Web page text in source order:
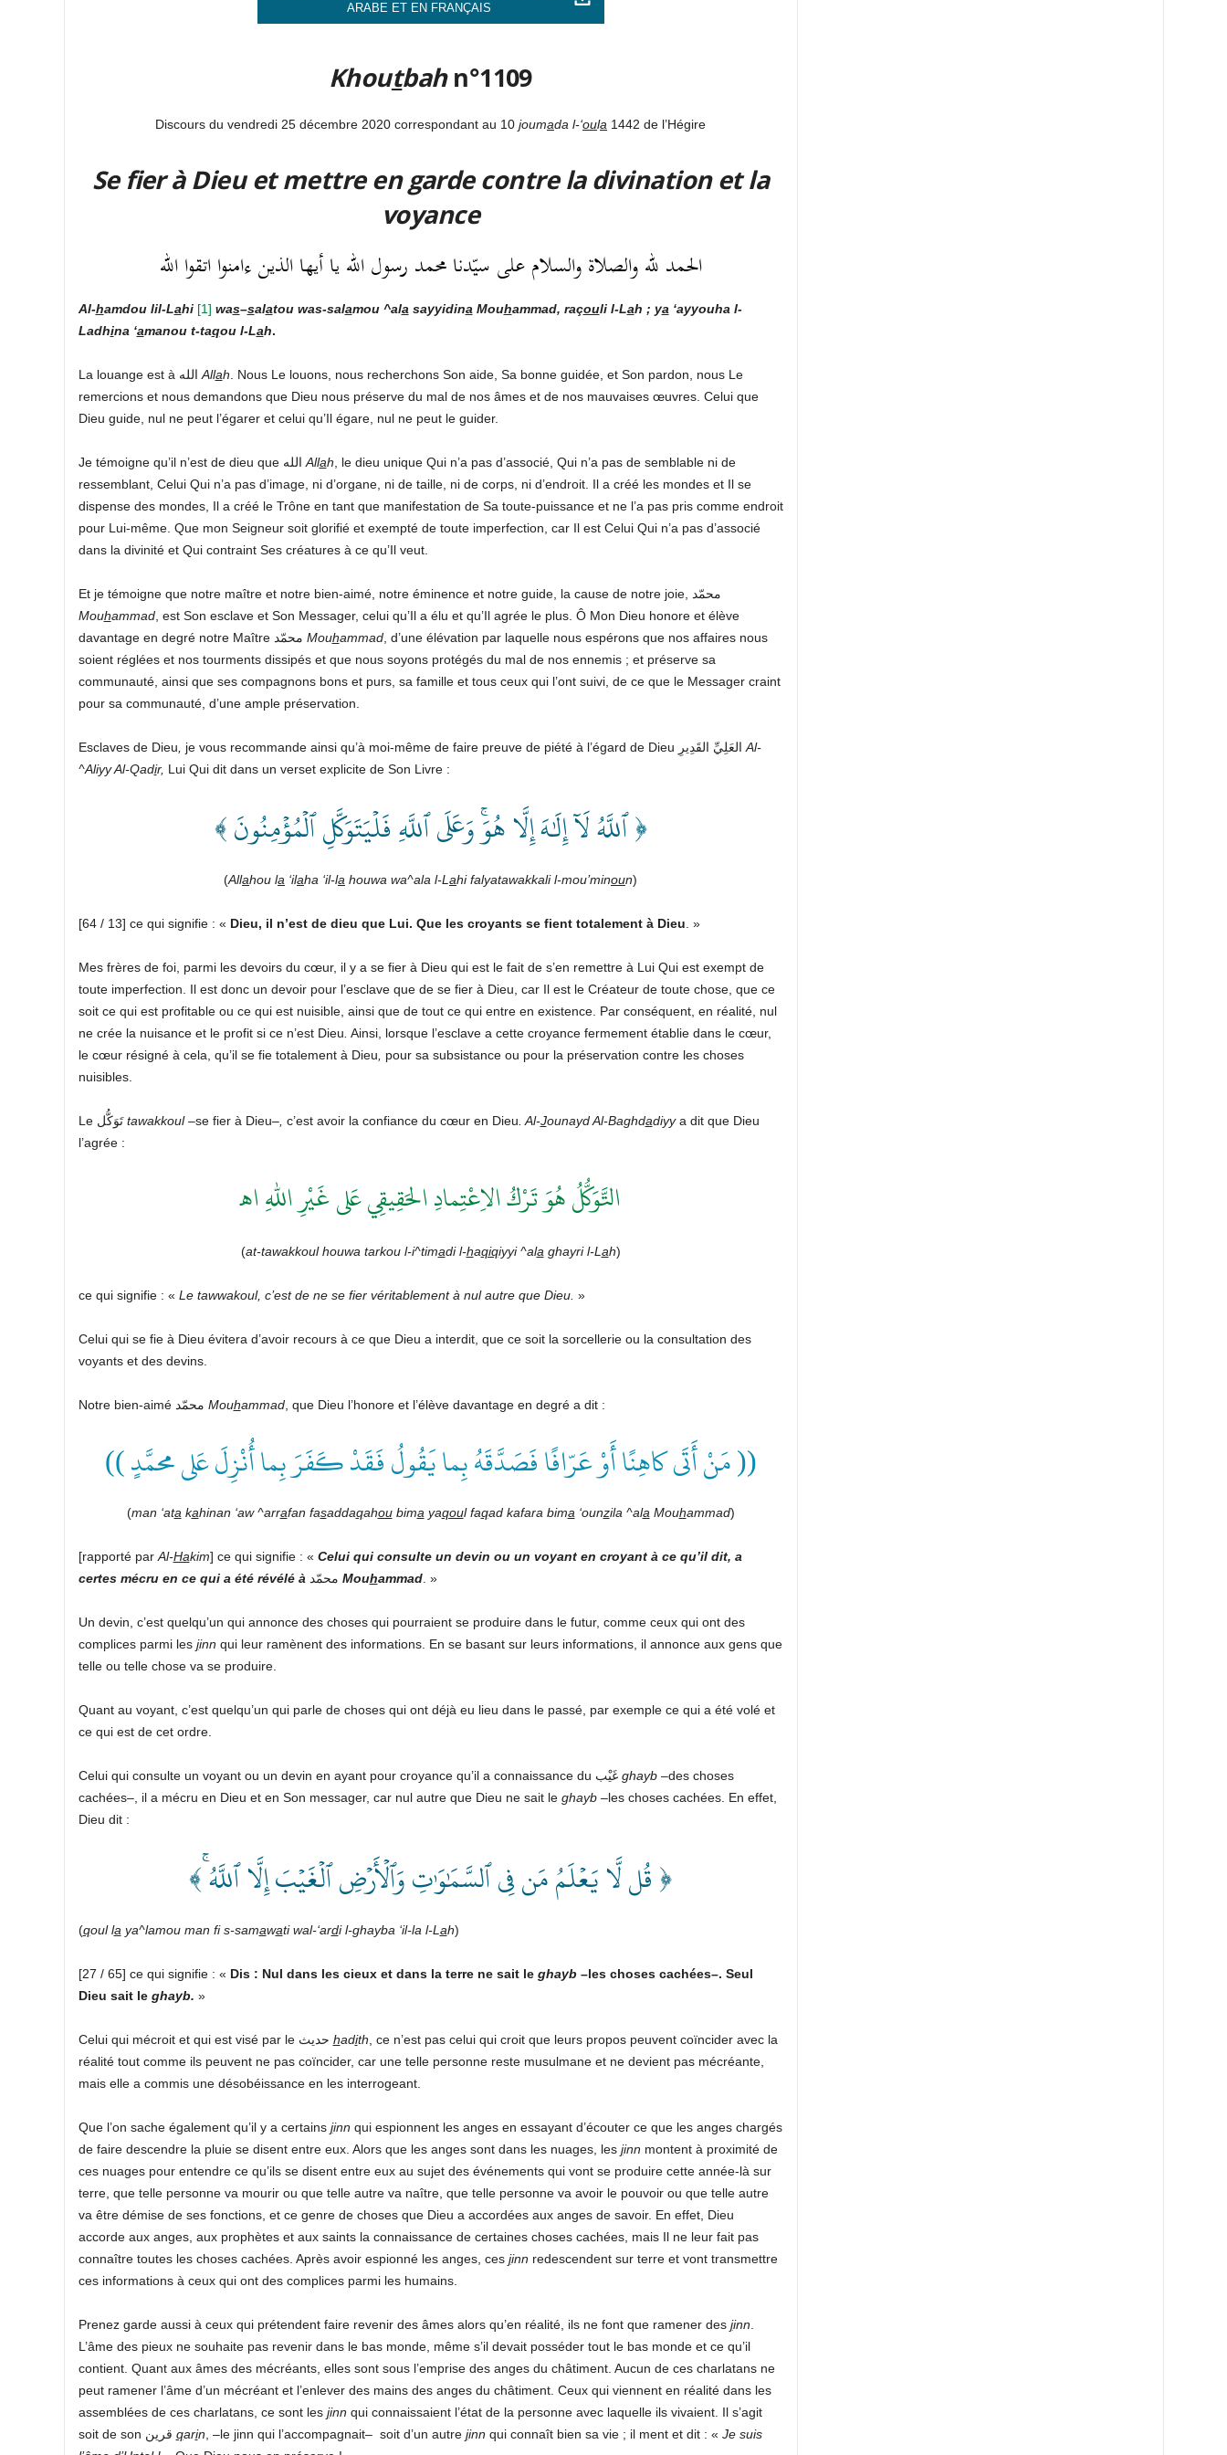
ARABE ET EN FRANÇAIS
Khoutbahn°1109
Discours du vendredi 25 décembre 2020 correspondant au 10 joumada l-‘oula 1442 de l’Hégire
Se fier à Dieu et mettre en garde contre la divination et la
voyance
الحمد لله والصلاة والسلام على سيّدنا محمد رسول الله يا أيها الذين ءامنوا اتقوا الله
Al-hamdou lil-Lahi [1] was–salatou was-salamou ^ala sayyidina Mouhammad, raçouli l-Lah ; ya ‘ayyouha l-
Ladhina ‘amanou t-taqou l-Lah.
Allah . Nous Le louons, nous recherchons Son aide, Sa bonne guidée, et Son pardon, nous Le
remercions et nous demandons que Dieu nous préserve du mal de nos âmes et de nos mauvaises œuvres. Celui que
Dieu guide, nul ne peut l’égarer et celui qu’Il égare, nul ne peut le guider.
Allah , le dieu unique Qui n’a pas d’associé, Qui n’a pas de semblable ni de
ressemblant, Celui Qui n’a pas d’image, ni d’organe, ni de taille, ni de corps, ni d’endroit. Il a créé les mondes et Il se
dispense des mondes, Il a créé le Trône en tant que manifestation de Sa toute-puissance et ne l’a pas pris comme endroit
pour Lui-même. Que mon Seigneur soit glorifié et exempté de toute imperfection, car Il est Celui Qui n’a pas d’associé
dans la divinité et Qui contraint Ses créatures à ce qu’Il veut.
Et je témoigne que notre maître et notre bien-aimé, notre éminence et notre guide, la cause de notre joie, محمّد
Mouhammad, est Son esclave et Son Messager, celui qu’Il a élu et qu’Il agrée le plus. Ô Mon Dieu honore et élève
Mouhammad, d’une élévation par laquelle nous espérons que nos affaires nous
soient réglées et nos tourments dissipés et que nous soyons protégés du mal de nos ennemis ; et préserve sa
communauté, ainsi que ses compagnons bons et purs, sa famille et tous ceux qui l’ont suivi, de ce que le Messager craint
pour sa communauté, d’une ample préservation.
Esclaves de Dieu je vous recommande ainsi qu’à moi-même de faire preuve de piété à l’égard de Dieu العَلِيِّ القَدِيرِ Al-
^Aliyy Al-Qadir, Lui Qui dit dans un verset explicite de Son Livre :
﴿ ٱللَّهُ لَآ إِلَٰهَ إِلَّا هُوَۚ وَعَلَى ٱللَّهِ فَلۡيَتَوَكَّلِ ٱلۡمُؤۡمِنُونَ ﴾
(Allahou la ‘ilaha ‘il-la houwa wa^ala l-L ahi falyatawakkali l-mou’minoun)
[64 / 13] ce qui signifie : « Dieu, il n’est de dieu que Lui. Que les croyants se fient totalement à Dieu »
Mes frères de foi, parmi les devoirs du cœur, il y a se fier à Dieu qui est le fait de s’en remettre à Lui Qui est exempt de
toute imperfection. Il est donc un devoir pour l’esclave que de se fier à Dieu, car Il est le Créateur de toute chose, que ce
soit ce qui est profitable ou ce qui est nuisible, ainsi que de tout ce qui entre en existence. Par conséquent, en réalité, nul
ne crée la nuisance et le profit si ce n’est Dieu Ainsi, lorsque l’esclave a cette croyance fermement établie dans le cœur,
le cœur résigné à cela, qu’il se fie totalement à Dieu
pour sa subsistance ou pour la préservation contre les choses
nuisibles.
Le تَوَكُّلtawakkoul–se fier à Dieu–, c’est avoir la confiance du cœur en Dieu . Al-Jounayd Al-Baghdadiyya dit que Dieu
l’agrée :
التَّوَكُّلُ هُوَ تَرْكُ الاِعْتِمادِ الحَقِيقِي عَلى غَيْرِ اللهِ اهـ
(at-tawakkoul houwa tarkou l-i^timadi l-haqiqiyyi ^alaghayri l-Lah)
ce qui signifie : « Le tawwakoul, c’est de ne se fier véritablement à nul autre que Dieu. »
Celui qui se fie à Dieu évitera d’avoir recours à ce que Dieu a interdit, que ce soit la sorcellerie ou la consultation des
voyants et des devins.
Notre bien-aimé محمّد Mouhammad, que Dieu l’honore et l’élève davantage en degré a dit :
(( مَنْ أَتَى كاهِنًا أَوْ عَرّافًا فَصَدَّقَهُ بِما يَقُولُ فَقَدْ كَفَرَ بِما أُنْزِلَ عَلى محمَّدٍ ))
(man ‘atakahinan ‘aw ^arrafan fasaddaqahoubimayaqoul faqad kafara bima‘ounzila ^alaMouhammad)
[rapporté parAl-Hakim] ce qui signifie : « Celui qui consulte un devin ou un voyant en croyant à ce qu’il dit, a
certes mécru en ce qui a été révélé à
Mouhammad. »
Un devin, c’est quelqu’un qui annonce des choses qui pourraient se produire dans le futur, comme ceux qui ont des
complices parmi les jinn qui leur ramènent des informations. En se basant sur leurs informations, il annonce aux gens que
telle ou telle chose va se produire.
Quant au voyant, c’est quelqu’un qui parle de choses qui ont déjà eu lieu dans le passé, par exemple ce qui a été volé et
ce qui est de cet ordre.
Celui qui consulte un voyant ou un devin en ayant pour croyance qu’il a connaissance du غَيْب ghayb–des choses
cachées–, il a mécru en Dieu et en Son messager, car nul autre que Dieu ne sait le ghayb–les choses cachées. En effet,
Dieu dit :
﴿ قُل لَّا يَعۡلَمُ مَن فِي ٱلسَّمَٰوَٰتِ وَٱلۡأَرۡضِ ٱلۡغَيۡبَ إِلَّا ٱللَّهُ ۚ﴾
(qoul laya^lamou man fi s-samawati wal-‘ardi l-ghayba ‘il-la l-Lah)
[27 / 65] ce qui signifie : « Dis : Nul dans les cieux et dans la terre ne sait le ghayb–les choses cachées–. Seul
Dieu sait le ghayb. »
Celui qui mécroit et qui est visé par le حديث hadith, ce n’est pas celui qui croit que leurs propos peuvent coïncider avec la
réalité tout comme ils peuvent ne pas coïncider, car une telle personne reste musulmane et ne devient pas mécréante,
mais elle a commis une désobéissance en les interrogeant.
Que l’on sache également qu’il y a certains jinn qui espionnent les anges en essayant d’écouter ce que les anges chargés
de faire descendre la pluie se disent entre eux. Alors que les anges sont dans les nuages, les jinn montent à proximité de
ces nuages pour entendre ce qu’ils se disent entre eux au sujet des événements qui vont se produire cette année-là sur
terre, que telle personne va mourir ou que telle autre va naître, que telle personne va avoir le pouvoir ou que telle autre
va être démise de ses fonctions, et ce genre de choses que Dieu a accordées aux anges de savoir. En effet, Dieu
accorde aux anges, aux prophètes et aux saints la connaissance de certaines choses cachées, mais Il ne leur fait pas
connaître toutes les choses cachées. Après avoir espionné les anges, ces jinn redescendent sur terre et vont transmettre
ces informations à ceux qui ont des complices parmi les humains.
Prenez garde aussi à ceux qui prétendent faire revenir des âmes alors qu’en réalité, ils ne font que ramener des jinn.
L’âme des pieux ne souhaite pas revenir dans le bas monde, même s’il devait posséder tout le bas monde et ce qu’il
contient. Quant aux âmes des mécréants, elles sont sous l’emprise des anges du châtiment. Aucun de ces charlatans ne
peut ramener l’âme d’un mécréant et l’enlever des mains des anges du châtiment. Ceux qui viennent en réalité dans les
assemblées de ces charlatans, ce sont les jinn qui connaissaient l’état de la personne avec laquelle ils vivaient. Il s’agit
soit de son قرين qarin, –le jinn qui l’accompagnait– soit d’un autre jinn qui connaît bien sa vie ; il ment et dit : « Je suis